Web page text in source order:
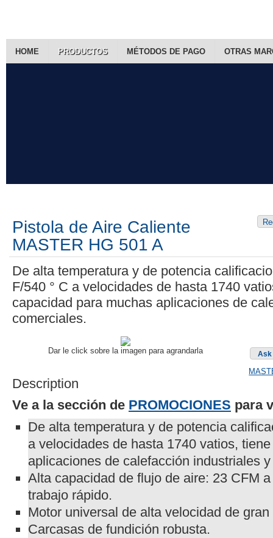
HOME PRODUCTOS MÉTODOS DE PAGO OTRAS
Pistola de Aire Caliente
MASTER HG 501 A
De alta temperatura y de potencia
F/540 ° C a velocidades de hasta 1740
capacidad para muchas aplicaciones de
comerciales.
Dar le click sobre la imagen para agrandarla Ask
Description
Ve a la sección de PROMOCIONES para
De alta temperatura y de potencia
a velocidades de hasta 1740 vatios,
aplicaciones de calefacción industriales
Alta capacidad de flujo de aire: 23 CFM
trabajo rápido.
Motor universal de alta velocidad de
Carcasas de fundición robusta.